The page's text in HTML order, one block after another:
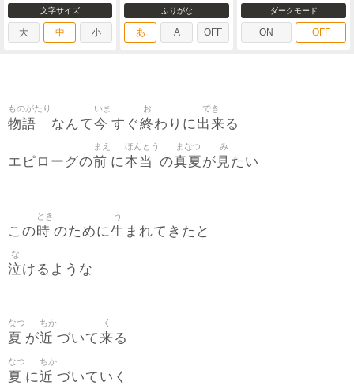
文字サイズ
大 中 小
ふりがな
あ A OFF
ダークモード
ON OFF
物語
ものがたり
なんて今
いま
すぐ終
お
わりに出来
でき
る
エピローグの前
まえ
に本当
ほんとう
の真夏
まなつ
が 見
み
たい
この時
とき
のために生
う
まれてきたと
泣
な
けるような
夏
なつ
が近
ちか
づいて来
く
る
夏
なつ
に近
ちか
づいていく